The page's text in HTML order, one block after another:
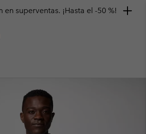
en superventas. ¡Hasta el -50 %!